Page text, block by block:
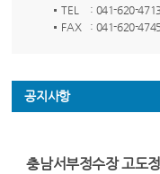
TEL
: 041-620-
FAX
: 041-620-
공지사항
충남서부정수장 고도